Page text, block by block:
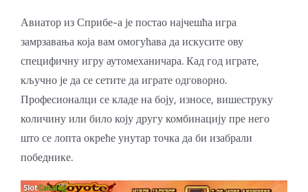
Авиатор из Сприбе-а је постао најчешћа игра
замрзавања која вам омогућава да искусите ову
специфичну игру аутомеханичара. Кад год играте,
кључно је да се сетите да играте одговорно.
Професионалци се кладе на боју, износе, вишеструку
количину или било коју другу комбинацију пре него
што се лопта окреће унутар точка да би изабрали
победнике.